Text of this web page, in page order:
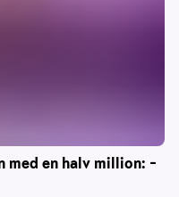
med en halv million: –